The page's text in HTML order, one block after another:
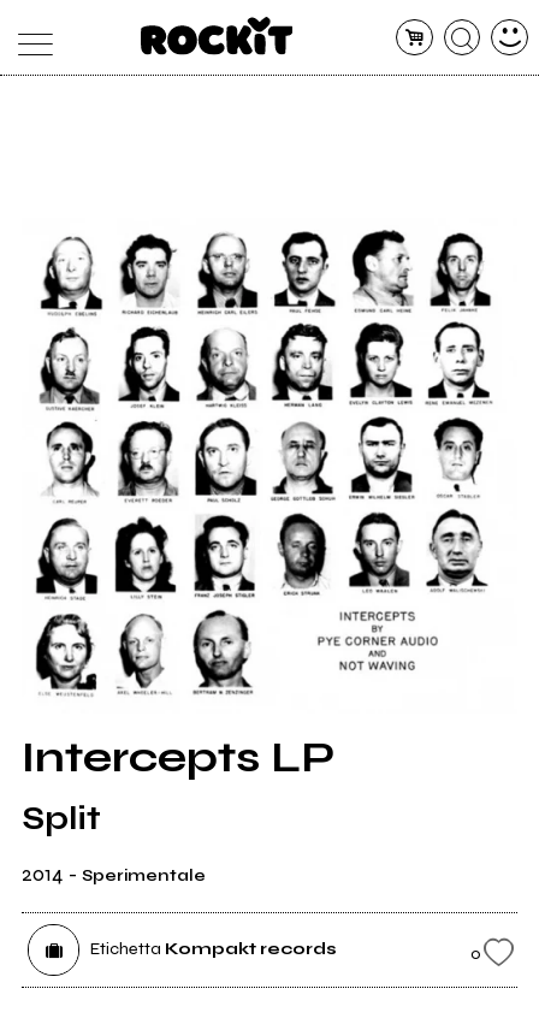
ARTISTI
SHOP
RADIO
Intercepts LP
Split
2014 - Sperimentale
Etichetta Kompakt records 0